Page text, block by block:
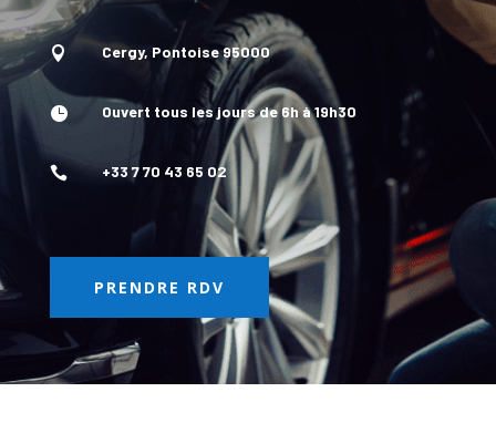
 Cergy, Pontoise 95000
 Ouvert tous les jours de 6h à 19h30
 +33 7 70 43 65 02
PRENDRE RDV